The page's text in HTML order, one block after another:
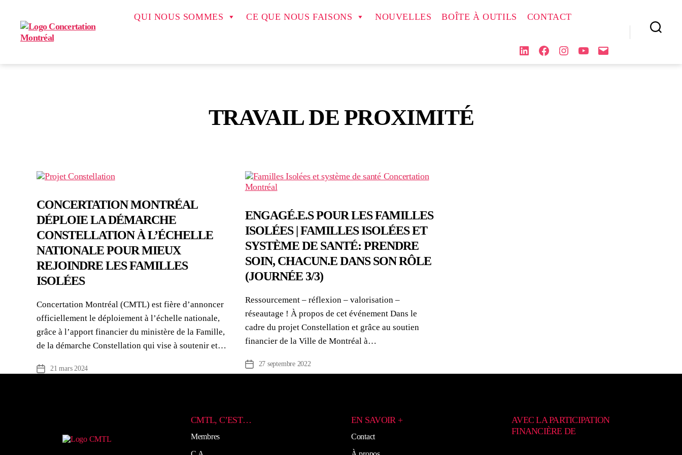
QUI NOUS SOMMES CE QUE NOUS FAISONS NOUVELLES BOÎTE À OUTILS CONTACT
LINKEDINFACEBOOKINSTAGRAM
YOUTUBECOURRIEL
TRAVAIL DE PROXIMITÉ
CONCERTATION MONTRÉAL
DÉPLOIE LA DÉMARCHE
CONSTELLATION À L’ÉCHELLE
NATIONALE POUR MIEUX
REJOINDRE LES FAMILLES
ISOLÉES
Concertation Montréal (CMTL) est fière d’annoncer
officiellement le déploiement à l’échelle nationale,
grâce à l’apport financier du ministère de la Famille,
de la démarche Constellation qui vise à soutenir et…
Date
21 mars 2024
ENGAGÉ.E.S POUR LES FAMILLES
ISOLÉES | FAMILLES ISOLÉES ET
SYSTÈME DE SANTÉ: PRENDRE
SOIN, CHACUN.E DANS SON RÔLE
(JOURNÉE 3/3)
Ressourcement – réflexion – valorisation –
réseautage ! À propos de cet événement Dans le
cadre du projet Constellation et grâce au soutien
financier de la Ville de Montréal à…
Date
de
27 septembre 2022
CMTL, C’EST…
Membres
EN SAVOIR +
Contact
AVEC LA PARTICIPATION
FINANCIÈRE DE